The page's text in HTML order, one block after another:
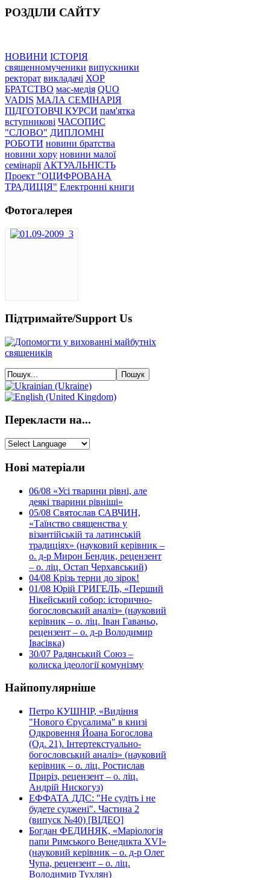
РОЗДІЛИ САЙТУ
НОВИНИ ІСТОРІЯ
священномученики випускники
ректорат викладачі ХОР
БРАТСТВО мас-медія QUO
VADIS МАЛА СЕМІНАРІЯ
ПІДГОТОВЧІ КУРСИ пам'ятка
вступникові ЧАСОПИС
"СЛОВО" ДИПЛОМНІ
РОБОТИ новини братства
новини хору новини малої
семінарії АКТУАЛЬНІСТЬ
Проект "ОЦИФРОВАНА
ТРАДИЦІЯ" Електронні книги
Фотогалерея
Підтримайте/Support Us
Перекласти на...
Нові матеріали
06/08 «Усі тварини рівні, але
деякі тварини рівніші»
05/08 Святослав САВЧИН,
«Таїнство священства у
візантійській та латинській
традиціях» (науковий керівник –
о. д-р Мирон Бендик, рецензент
– о. ліц. Остап Черхавський)
04/08 Крізь терни до зірок!
01/08 Юрій ГРИГЕЛЬ, «Перший
Нікейський собор: історично-
богословський аналіз» (науковий
керівник – о. ліц. Іван Гаваньо,
рецензент – о. д-р Володимир
Івасівка)
30/07 Радянський Союз –
колиска ідеології комунізму
Найпопулярніше
Петро КУШНІР, «Видіння
"Нового Єрусалима" в книзі
Одкровення Йоана Богослова
(Од. 21). Інтертекстуально-
богословський аналіз» (науковий
керівник – о. ліц. Ростислав
Приріз, рецензент – о. ліц.
Андрій Нискогуз)
ЕФФАТА ДДС: "Не судіть і не
будете суджені". Частина 2
(випуск №40) [ВІДЕО]
Богдан ФЕДИНЯК, «Маріологія
папи Римського Венедикта XVI»
(науковий керівник – о. д-р Олег
Чупа, рецензент – о. ліц.
Володимир Тухлян)